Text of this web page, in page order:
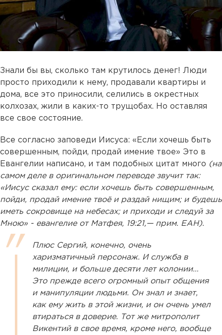
Знали бы вы, сколько там крутилось денег! Люди
просто приходили к нему, продавали квартиры и
дома, все это приносили, селились в окрестных
колхозах, жили в каких-то трущобах. Но оставляя
все свое состояние.
Все согласно заповеди Иисуса: «Если хочешь быть
совершенным, пойди, продай имение твое» Это в
Евангелии написано, и там подобных цитат много (на
самом деле в оригинальном переводе звучит так:
«Иисус сказал ему: если хочешь быть совершенным,
пойди, продай имение твоё и раздай нищим; и будешь
иметь сокровище на небесах; и приходи и следуй за
Мною» - евангелие от Матфея, 19:21,— прим. ЕАН).
Плюс Сергий, конечно, очень
харизматичный персонаж. И служба в
милиции, и больше десяти лет колонии…
Это прежде всего огромный опыт общения
и манипуляции людьми. Он знал и знает,
как ему жить в этой жизни, и он очень умел
втираться в доверие. Тот же митрополит
Викентий в свое время, кроме него, вообще